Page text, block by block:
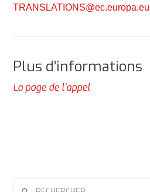
TRANSLATIONS@ec.europa.eu
Plus d’informations
La page de l'appel